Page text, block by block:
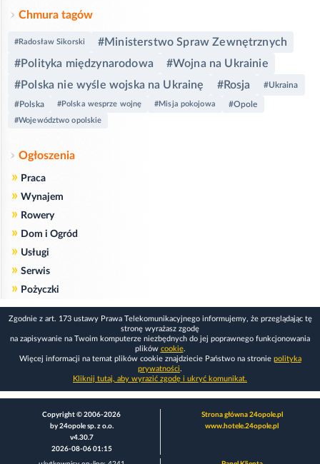
Chmura tagów
#Radosław Sikorski
#Ministerstwo Spraw Zewnętrznych
#Polityka międzynarodowa
#Wojna na Ukrainie
#Polska nie wyśle wojska na Ukrainę
#Rosja #Ukraina
#Polska #Polska wesprze wojnę #Misja pokojowa #Opole
#Województwo opolskie
Ogłoszenia
» Praca
» Wynajem
» Rowery
» Dom i Ogród
» Usługi
» Serwis
» Pożyczki
Zgodnie z art. 173 ustawy Prawa Telekomunikacyjnego informujemy, że przeglądając tę
stronę wyrażasz zgodę
na zapisywanie na Twoim komputerze niezbędnych do jej poprawnego funkcjonowania
plików cookie.
Więcej informacji na temat plików cookie znajdziecie Państwo na stronie polityka
prywatności.
Kliknij tutaj, aby wyrazić zgodę i ukryć komunikat.
Copyright © 2006-2026
by 24opole sp. z o.o.
v4.30.7
2026-08-06 01:15
Strona główna 24opole.pl
www.hotele.24opole.pl